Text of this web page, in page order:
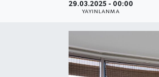
29.03.2025 - 00:00
YAYINLANMA